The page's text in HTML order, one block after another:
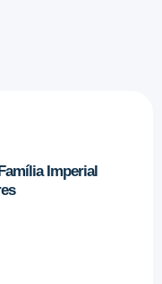
Imperial